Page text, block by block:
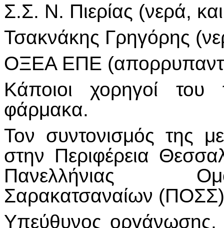
Σ.Σ. Ν. Πιερίας (νερά,
Τσακνάκης Γρηγόρης
ΟΞΕΑ ΕΠΕ
Κάποιοι χορηγοί
φάρμακα.
Τον συντονισμός της
στην Περιφέρεια
Πανελλήνιας
Σαρακατσαναίων
Υπεύθυνος οργάνωσης,